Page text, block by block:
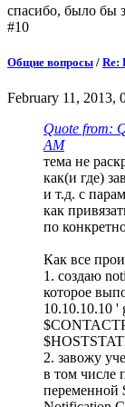
спасибо, было бы
#10
Общие вопросы / Re:
February 11, 2013,
Quote from:
AM
тема не
как(и где)
и т.д. с
как
по
Как все
1. создаю
которое
10.10.10.10 '
2. завожу
в том числе
переменной